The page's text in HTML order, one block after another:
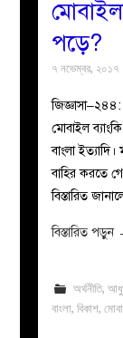
পড়ে?
৭ নভেম্বর, ২০১৭
মোবাইল
বাংলা
বাহির করতে
বিস্তারিত
বিস্তারিত পড়ুন
অর্থনীতি,
বাংলা,বিকাশ,